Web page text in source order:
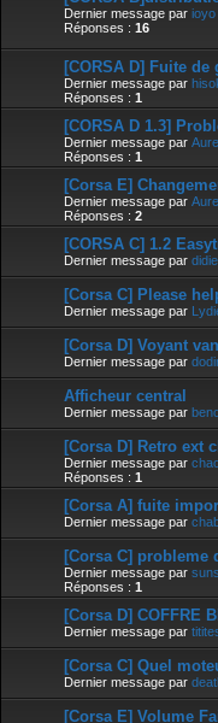
Dernier message par ioyo
Réponses : 16
[CORSA D] Fuite de
Dernier message par
Réponses : 1
[CORSA D 1.3]
Dernier message par
Réponses : 1
[Corsa E]
Dernier message par
Réponses : 2
[CORSA C] 1.2
Dernier message par
[Corsa C] Please
Dernier message par
[Corsa D] Voyant
Dernier message par
Afficheur central
Dernier message par
[Corsa D] Retro ext
Dernier message par
Réponses : 1
[Corsa A] fuite
Dernier message par
[Corsa C] probleme
Dernier message par
Réponses : 1
[Corsa D] COFFRE
Dernier message par
[Corsa C] Quel
Dernier message par
[Corsa E] Volume